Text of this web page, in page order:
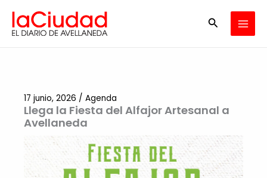
contenido
Buscar
Llega la Fiesta del Alfajor Artesanal a
Avellaneda
17 junio, 2026 / Agenda